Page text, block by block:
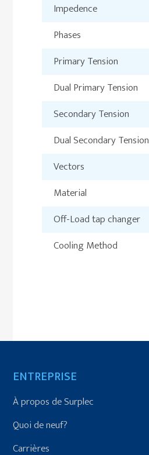
Impedence
Phases
Primary Tension
Dual Primary Tension
Secondary Tension
Dual Secondary Tension
Vectors
Material
Off-Load tap changer
Cooling Method
ENTREPRISE
À propos de Surplec
Quoi de neuf?
Carrières